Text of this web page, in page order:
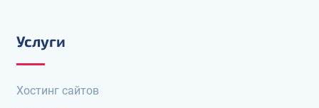
Услуги
Хостинг сайтов